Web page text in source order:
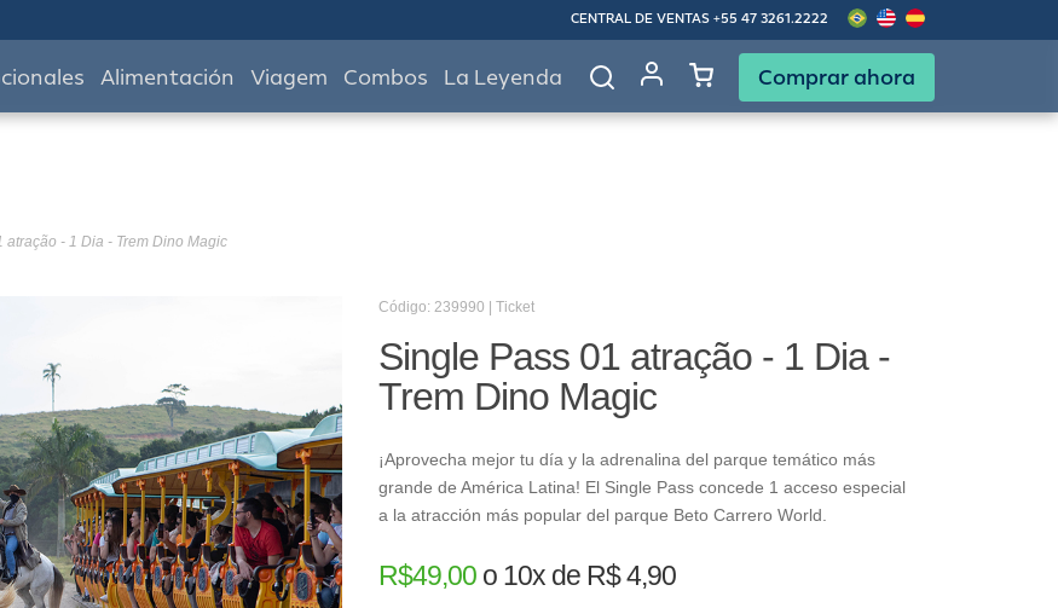
CENTRAL DE VENTAS +55 47 3261.2222
Alimentación Viagem Combos La Leyenda Comprar ahora
atração - 1 Dia - Trem Dino Magic
Código: 239990 | Ticket
Single Pass 01 atração - 1 Dia -
Trem Dino Magic
¡Aprovecha mejor tu día y la adrenalina del parque temático más
grande de América Latina! El Single Pass concede 1 acceso especial
a la atracción más popular del parque Beto Carrero World.
R$49,00o 10x de R$ 4,90